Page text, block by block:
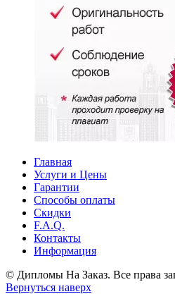
Главная
Услуги и Цены
Гарантии
Способы оплаты
Скидки
F.A.Q.
Контакты
Информация
© Дипломы На Заказ. Все права
Вернуться наверх